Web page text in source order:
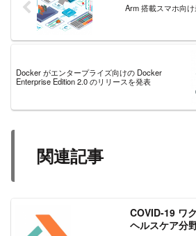
Arm 搭載スマホ向
Docker がエンタープライズ向けの Docker
Enterprise Edition 2.0 のリリースを発表
関連記事
COVID-19 ワ
ヘルスケア分